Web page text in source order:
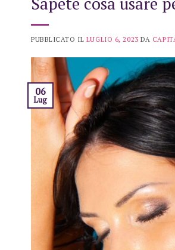
PUBBLICATO IL LUGLIO 6, 2023 DA
06
Lug